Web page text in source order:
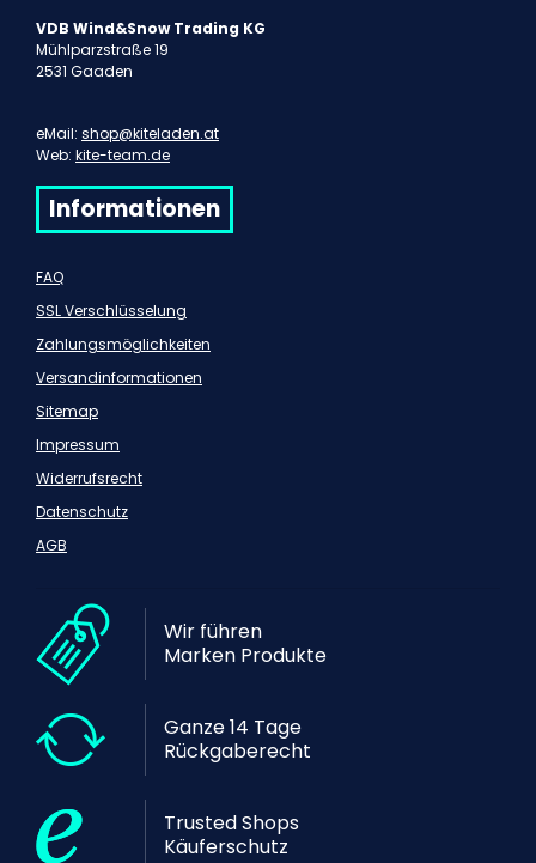
VDB Wind&Snow Trading KG
Mühlparzstraße 19
2531 Gaaden
eMail: shop@kiteladen.at
Web: kite-team.de
Informationen
FAQ
SSL Verschlüsselung
Zahlungsmöglichkeiten
Versandinformationen
Sitemap
Impressum
Widerrufsrecht
Datenschutz
AGB
Wir führen
Marken Produkte
Ganze 14 Tage
Rückgaberecht
Trusted Shops
Käuferschutz